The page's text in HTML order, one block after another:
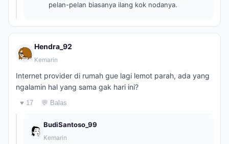
pelan-pelan biasanya ilang kok nodanya.
Hendra_92
Kemarin
Internet provider di rumah gue lagi lemot parah, ada yang
ngalamin hal yang sama gak hari ini?
♥ 17 💬 Balas
BudiSantoso_99
Kemarin